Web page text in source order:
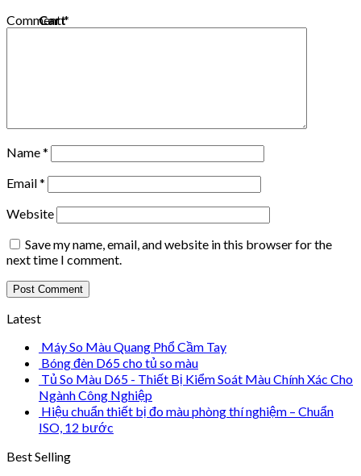
Cart
Comment*
Name*
Email*
Website
Save my name, email, and website in this browser for the
next time I comment.
Latest
Máy So Màu Quang Phổ Cầm Tay
Bóng đèn D65 cho tủ so màu
Tủ So Màu D65 - Thiết Bị Kiểm Soát Màu Chính Xác Cho
Ngành Công Nghiệp
Hiệu chuẩn thiết bị đo màu phòng thí nghiệm – Chuẩn
ISO, 12 bước
Best Selling